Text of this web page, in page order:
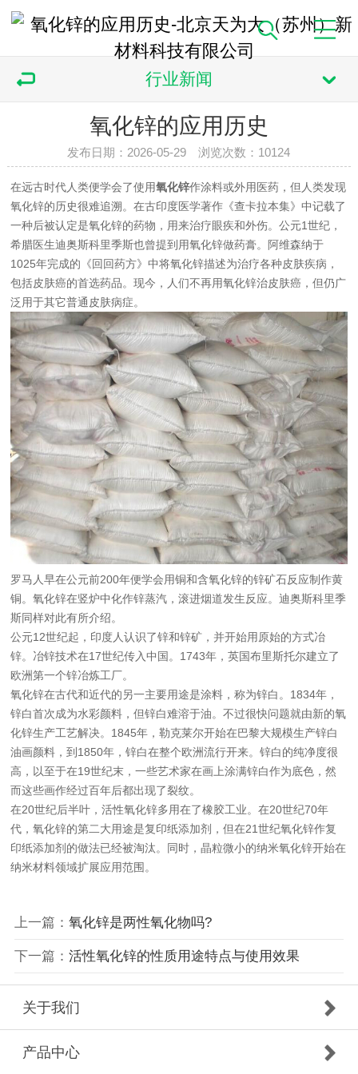
行业新闻
氧化锌的应用历史
发布日期：2026-05-29 浏览次数： 10124
在远古时代人类便学会了使用氧化锌作涂料或外用医药，但人类发现
氧化锌的历史很难追溯。在古印度医学著作《查卡拉本集》中记载了
一种后被认定是氧化锌的药物，用来治疗眼疾和外伤。公元1世纪，
希腊医生迪奥斯科里季斯也曾提到用氧化锌做药膏。阿维森纳于
1025年完成的《回回药方》中将氧化锌描述为治疗各种皮肤疾病，
包括皮肤癌的首选药品。现今，人们不再用氧化锌治皮肤癌，但仍广
泛用于其它普通皮肤病症。
罗马人早在公元前200年便学会用铜和含氧化锌的锌矿石反应制作黄
铜。氧化锌在竖炉中化作锌蒸汽，滚进烟道发生反应。迪奥斯科里季
斯同样对此有所介绍。
公元12世纪起，印度人认识了锌和锌矿，并开始用原始的方式冶
锌。冶锌技术在17世纪传入中国。1743年，英国布里斯托尔建立了
欧洲第一个锌冶炼工厂。
氧化锌在古代和近代的另一主要用途是涂料，称为锌白。1834年，
锌白首次成为水彩颜料，但锌白难溶于油。不过很快问题就由新的氧
化锌生产工艺解决。1845年，勒克莱尔开始在巴黎大规模生产锌白
油画颜料，到1850年，锌白在整个欧洲流行开来。锌白的纯净度很
高，以至于在19世纪末，一些艺术家在画上涂满锌白作为底色，然
而这些画作经过百年后都出现了裂纹。
在20世纪后半叶，活性氧化锌多用在了橡胶工业。在20世纪70年
代，氧化锌的第二大用途是复印纸添加剂，但在21世纪氧化锌作复
印纸添加剂的做法已经被淘汰。同时，晶粒微小的纳米氧化锌开始在
纳米材料领域扩展应用范围。
上一篇： 氧化锌是两性氧化物吗?
下一篇： 活性氧化锌的性质用途特点与使用效果
关于我们
产品中心